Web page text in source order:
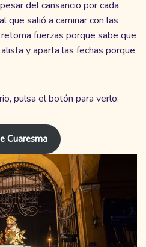
del cansancio por cada
que salió a caminar con las
fuerzas porque sabe que
y aparta las fechas porque
pulsa el botón para verlo:
Cuaresma